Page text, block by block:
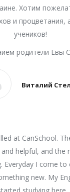
Хотим
и процветания,
учеников!
родители Евы
Виталий
at CanSchool.
helpful, and the
Everyday I come to
new. My